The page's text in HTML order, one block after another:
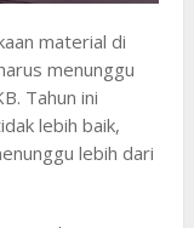
material di
menunggu
Tahun ini
lebih baik,
lebih dari